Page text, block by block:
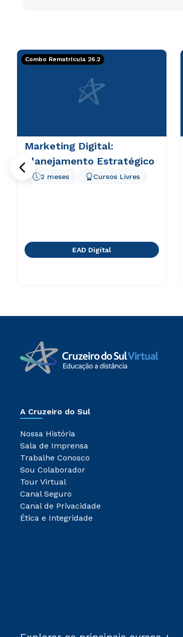
Combo Rematrícula 26.2
Marketing Digital:
Planejamento Estratégico
2 meses Cursos Livres
EAD Digital
A Cruzeiro do Sul
Nossa História
Sala de Imprensa
Trabalhe Conosco
Sou Colaborador
Tour Virtual
Canal Seguro
Canal de Privacidade
Ética e Integridade